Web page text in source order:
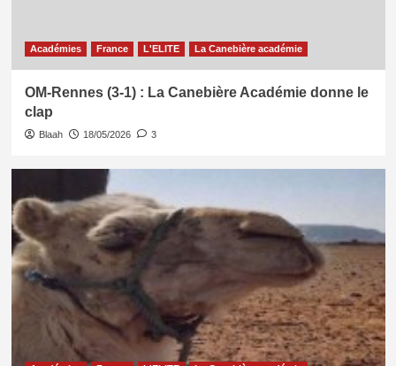
Académies France L'ELITE La Canebière académie
OM-Rennes (3-1) : La Canebière Académie donne le
clap
Blaah 18/05/2026 3